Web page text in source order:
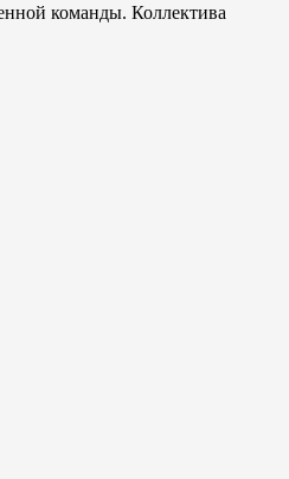
команды. Коллектива